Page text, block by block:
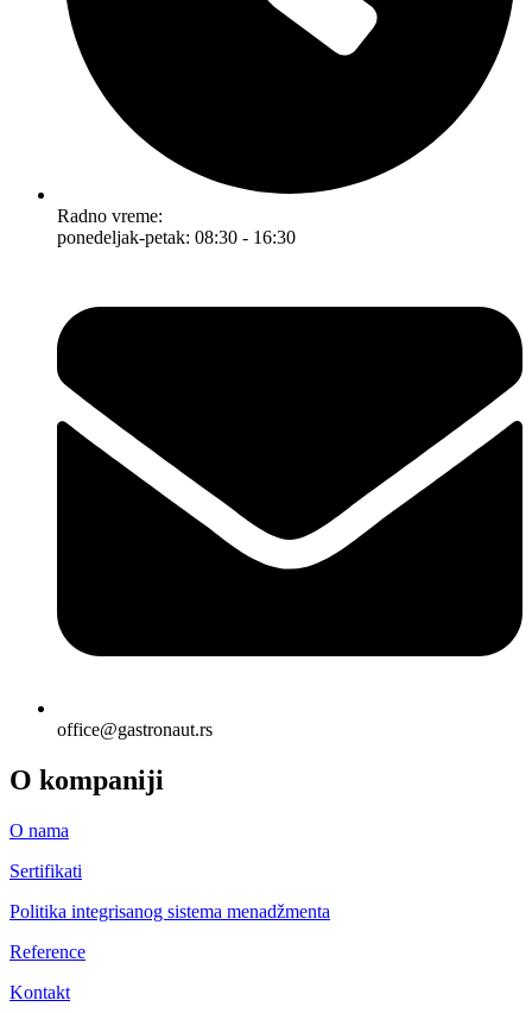
Radno vreme:
ponedeljak-petak: 08:30 - 16:30
office@gastronaut.rs
O kompaniji
O nama
Sertifikati
Politika integrisanog sistema menadžmenta
Reference
Kontakt